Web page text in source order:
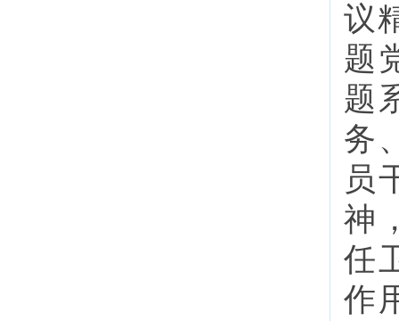
议
题
题
务
员
神
任
作